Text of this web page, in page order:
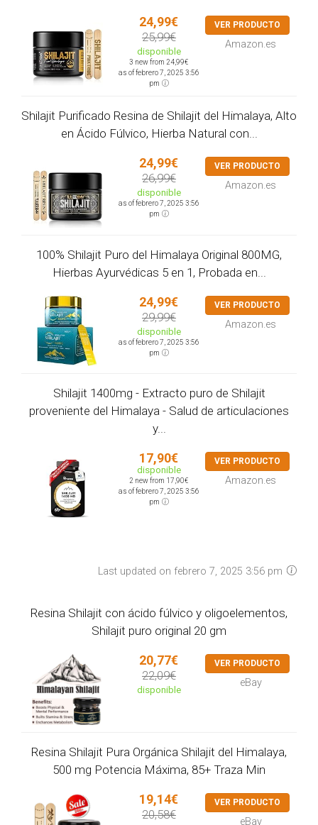
24,99€
25,99€
disponible
3 new from 24,99€
as of febrero 7, 2025 3:56
pm
VER PRODUCTO
Amazon.es
Shilajit Purificado Resina de Shilajit del Himalaya, Alto
en Ácido Fúlvico, Hierba Natural con...
24,99€
26,99€
disponible
as of febrero 7, 2025 3:56
pm
VER PRODUCTO
Amazon.es
100% Shilajit Puro del Himalaya Original 800MG,
Hierbas Ayurvédicas 5 en 1, Probada en...
24,99€
29,99€
disponible
as of febrero 7, 2025 3:56
pm
VER PRODUCTO
Amazon.es
Shilajit 1400mg - Extracto puro de Shilajit
proveniente del Himalaya - Salud de articulaciones
y...
17,90€
disponible
2 new from 17,90€
as of febrero 7, 2025 3:56
pm
VER PRODUCTO
Amazon.es
Last updated on febrero 7, 2025 3:56 pm
Resina Shilajit con ácido fúlvico y oligoelementos,
Shilajit puro original 20 gm
20,77€
22,09€
disponible
VER PRODUCTO
eBay
Resina Shilajit Pura Orgánica Shilajit del Himalaya,
500 mg Potencia Máxima, 85+ Traza Min
19,14€
20,58€
VER PRODUCTO
eBay